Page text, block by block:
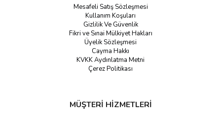
Mesafeli Satış Sözleşmesi
Kullanım Koşuları
Gizlilik Ve Güvenlik
Fikri ve Sınai Mülkiyet Hakları
Üyelik Sözleşmesi
Cayma Hakkı
KVKK Aydınlatma Metni
Çerez Politikası
MÜŞTERİ HİZMETLERİ